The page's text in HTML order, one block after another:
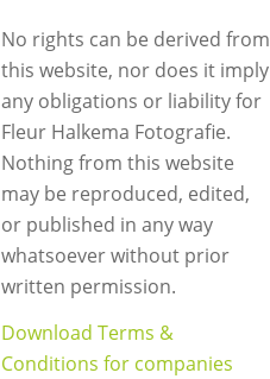
No rights can be derived from
this website, nor does it imply
any obligations or liability for
Fleur Halkema Fotografie.
Nothing from this website
may be reproduced, edited,
or published in any way
whatsoever without prior
written permission.
Download Terms &
Conditions for companies